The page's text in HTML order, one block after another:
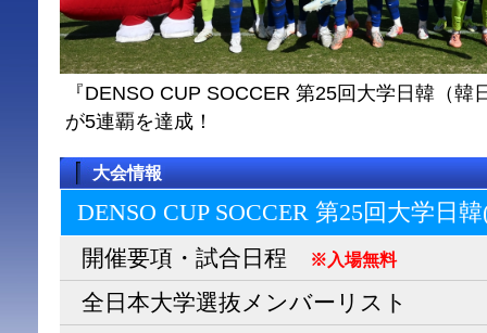
『DENSO CUP SOCCER 第25回大学日韓（
が5連覇を達成！
大会情報
DENSO CUP SOCCER 第25回大学日
開催要項・試合日程 ※入場無料
全日本大学選抜メンバーリスト